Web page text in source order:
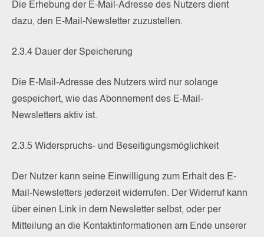
Die Erhebung der E-Mail-Adresse des Nutzers dient
dazu, den E-Mail-Newsletter zuzustellen.
2.3.4 Dauer der Speicherung
Die E-Mail-Adresse des Nutzers wird nur solange
gespeichert, wie das Abonnement des E-Mail-
Newsletters aktiv ist.
2.3.5 Widerspruchs- und Beseitigungsmöglichkeit
Der Nutzer kann seine Einwilligung zum Erhalt des E-
Mail-Newsletters jederzeit widerrufen. Der Widerruf kann
über einen Link in dem Newsletter selbst, oder per
Mitteilung an die Kontaktinformationen am Ende unserer